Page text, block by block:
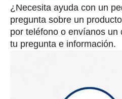
¿Necesita ayuda con un
pregunta sobre un
por teléfono o envíanos un
tu pregunta e información.